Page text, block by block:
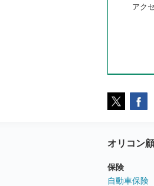
オリコン
保険
自動車保険